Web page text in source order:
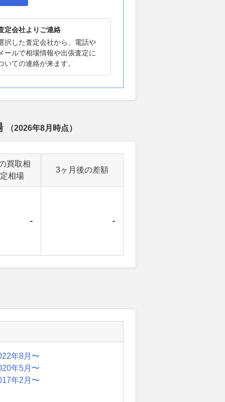
定会社よりご連絡
択した査定会社から、電話や
ールで相場情報や出張査定に
いての連絡が来ます。
（2026年8月 時点）
買取相
相場
3ヶ月後の差額
- -
年8月〜
年5月〜
年2月〜